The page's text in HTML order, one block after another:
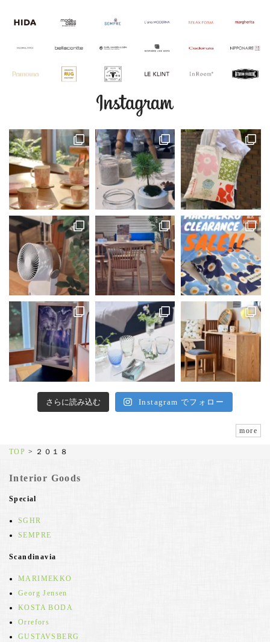
さらに読み込む Instagram でフォロー
more
TOP > ２０１８
Interior Goods
Special
SGHR
SEMPRE
Scandinavia
MARIMEKKO
Georg Jensen
KOSTA BODA
Orrefors
GUSTAVSBERG